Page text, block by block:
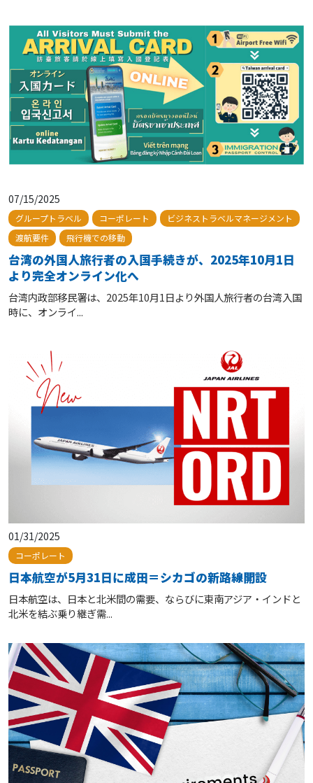
07/15/2025
グループトラベル コーポレート
ビジネストラベルマネージメント
渡航要件
飛行機での移動
台湾の外国人旅行者の入国手続きが、2025年10月1日
より完全オンライン化へ
台湾内政部移民署は、2025年10月1日より外国人旅行者の台湾入国
時に、オンライ...
01/31/2025
コーポレート
日本航空が5月31日に成田＝シカゴの新路線開設
日本航空は、日本と北米間の需要、ならびに東南アジア・インドと
北米を結ぶ乗り継ぎ需...